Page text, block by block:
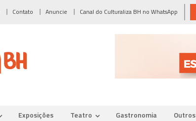
Contato Anuncie Canal do Culturaliza BH no WhatsApp
Exposições Teatro Gastronomia Outros